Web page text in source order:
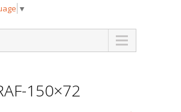
▼
150×72